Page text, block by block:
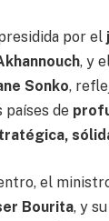
por el
, y
Sonko,
países de
el
Bourita, y